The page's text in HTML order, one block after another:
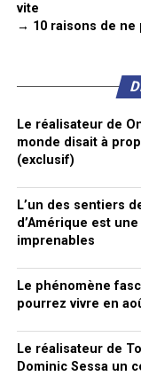
vite
→ 10 raisons de ne
Le réalisateur de
monde disait à
(exclusif)
L’un des sentiers
d’Amérique est
imprenables
Le phénomène
pourrez vivre en
Le réalisateur de
Dominic Sessa un